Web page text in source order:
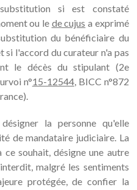
si est constaté
ou le de cujus a exprimé
du bénéficiaire du
si l'accord du curateur n'a pas
le décès du stipulant (2e
n°15-12544, BICC n°872
la personne qu'elle
de mandataire judiciaire. La
souhait, désigne une autre
malgré les sentiments
protégée, de confier la